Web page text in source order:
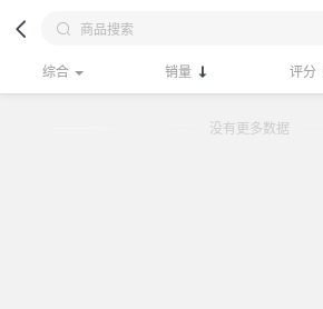
综合 销量 评分
没有更多数据